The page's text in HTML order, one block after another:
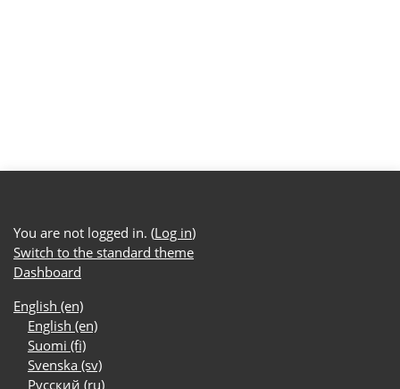
You are not logged in. (Log in)
Switch to the standard theme
Dashboard
English ‎(en)‎
English ‎(en)‎
Suomi ‎(fi)‎
Svenska ‎(sv)‎
Русский ‎(ru)‎